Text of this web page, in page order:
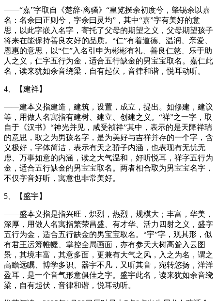
——“嘉”字取自《楚辞·离骚》“皇览揆余初度兮，肇锡余以嘉
名：名余曰正则兮，字余曰灵均”，其中“嘉”字有美好的意
思，以此字嵌入名字，寄托了父母的期望之义，父母期望孩子
将来在能保持善良友好的品质。“仁”有着道德、温润、亲爱、
恩惠的意思，以“仁”入名引申为彬彬有礼、善良仁慈、乐于助
人之义，仁字五行为金，适合五行缺金的男宝宝取名。嘉仁此
名，读来犹如余音绕梁，自有起伏，音律和谐，悦耳动听。
4、【建祥】
——建本义指建造，建筑，设置，成立，提出。如修建，建议
等，用做人名寓指有建树、建立、创建之义。“祥”之一字，取
自于《汉书》“神光并见，咸受祯祥”其中，表示的是天降祥瑞
的意思，取之为男孩名字，是为美好与吉祥并存的一个字，含
义极好，字体简洁，表示有天之骄子内涵，也表现有无忧无
虑、万事如意的内涵，读之大气温和，好听悦耳，祥字五行为
金，适合五行缺金的男宝宝取名。两者相合取为男宝宝名字，
不仅字音好听，寓意也非常美好。
5、【盛宇】
——盛本义指是指兴旺，炽烈，热烈，规模大；丰富，华美，
深厚，用做人名寓指繁荣昌盛、有才华、活力四射之义，盛字
五行为金，适合五行缺金的男宝宝取名。“宇”字，观其形，似
有君王运筹帷幄、掌控全局画面，亦有参天大树高耸入云图
景，其境丰富，其意多面，更兼有大气之风，入之为名，谓之
高瞻远瞩、博学多识、器宇不凡，又听其音，宛转悠扬，洋洋
盈耳，是一个音气形意俱佳之字。盛宇此名，读来犹如余音绕
梁，自有起伏，音律和谐，悦耳动听。